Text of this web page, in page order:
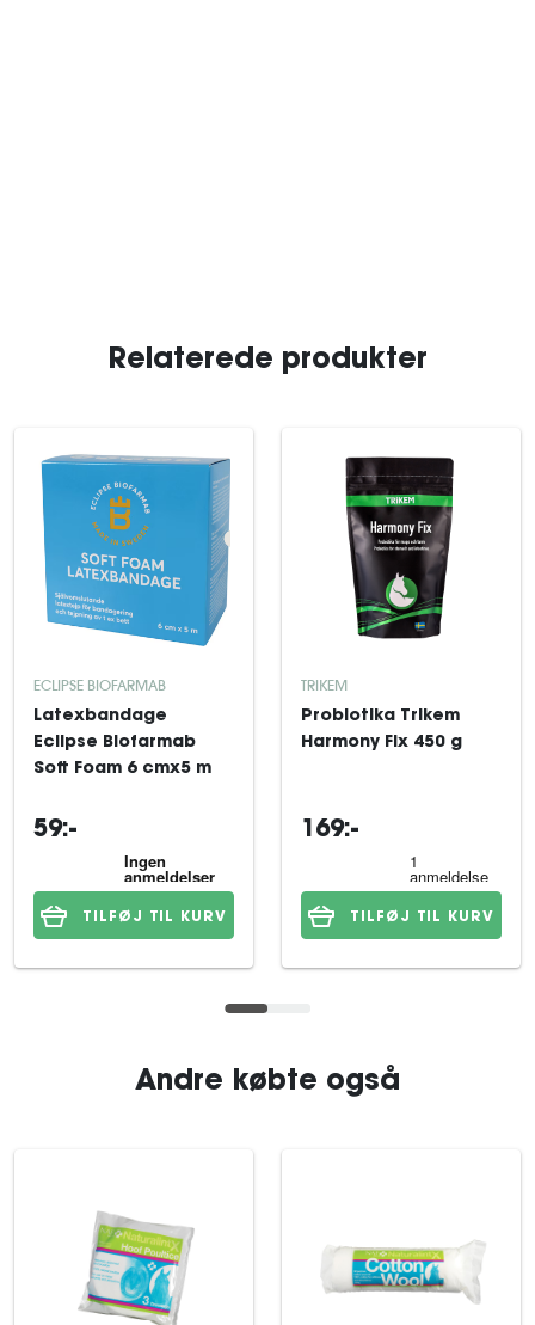
Relaterede produkter
ECLIPSE BIOFARMAB
Latexbandage
Eclipse Biofarmab
Soft Foam 6 cmx5 m
59:-
TILFØJ TIL KURV
TRIKEM
Probiotika Trikem
Harmony Fix 450 g
169:-
TILFØJ TIL KURV
Andre købte også